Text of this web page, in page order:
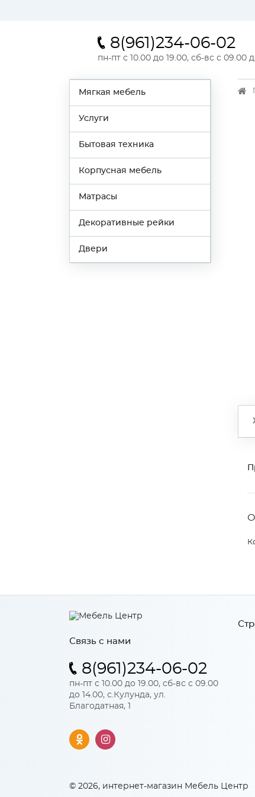
8(961)234-06-02
пн-пт с 10.00 до 19.00, сб-вс с 09.00
Мягкая мебель
Услуги
Бытовая техника
Корпусная мебель
Матрасы
Декоративные рейки
Двери
Связь с нами
8(961)234-06-02
пн-пт с 10.00 до 19.00, сб-вс с 09.00
до 14.00, с.Кулунда, ул.
Благодатная, 1
© 2026, интернет-магазин Мебель Центр